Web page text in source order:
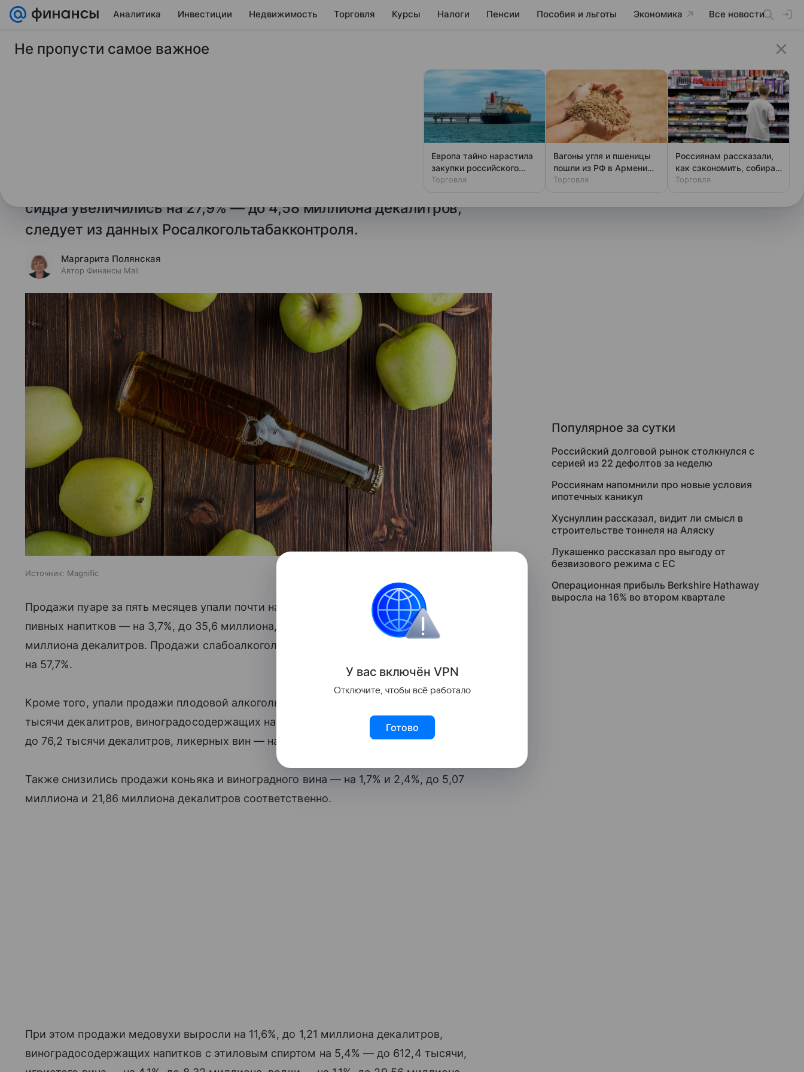
Аналитика Инвестиции Недвижимость Торговля Курсы Налоги Пенсии Пособия и льготы Экономика Все новости
9 июня 2026 Финансы Mail
В России в январе-мае продажи сидра
Продажи пива крепостью свыше 8,6% в России в январе-мае
2026 года упали на 10,9% по сравнению с аналогичным периодом
прошлого года — до 24,4 тысячи декалитров, тогда как продажи
сидра увеличились на 27,9% — до 4,58 миллиона декалитров,
следует из данных Росалкогольтабакконтроля.
Маргарита Полянская
Автор Финансы Mail
Источник: Magnific
Продажи пуаре за пять месяцев упали почти на треть, до 50,9 тысячи декалитров,
пивных напитков — на 3,7%, до 35,6 миллиона, а пива в целом — на 1,9%, до 234,9
миллиона декалитров. Продажи слабоалкогольной продукции в целом упали
на 57,7%.
Кроме того, упали продажи плодовой алкогольной продукции — на 38,2%, до 762,1
тысячи декалитров, виноградосодержащих напитков без этилового спирта — на 26%,
до 76,2 тысячи декалитров, ликерных вин — на 4,8%, до 476,1 тысячи декалитров.
Также снизились продажи коньяка и виноградного вина — на 1,7% и 2,4%, до 5,07
миллиона и 21,86 миллиона декалитров соответственно.
При этом продажи медовухи выросли на 11,6%, до 1,21 миллиона декалитров,
виноградосодержащих напитков с этиловым спиртом на 5,4% — до 612,4 тысячи,
Популярное за сутки
Российский долговой рынок столкнулся с
серией из 22 дефолтов за неделю
Россиянам напомнили про новые условия
ипотечных каникул
Хуснуллин рассказал, видит ли смысл в
строительстве тоннеля на Аляску
Лукашенко рассказал про выгоду от
безвизового режима с ЕС
Операционная прибыль Berkshire Hathaway
выросла на 16% во втором квартале
Не пропусти самое важное
Европа тайно нарастила
закупки российского
газа
Торговля
Вагоны угля и пшеницы
пошли из РФ в Армению
через Азербайджан
Торговля
Россиянам рассказали,
как сэкономить, собирая
ребенка в школу
Торговля
У вас включён VPN
Отключите, чтобы всё работало
Готово